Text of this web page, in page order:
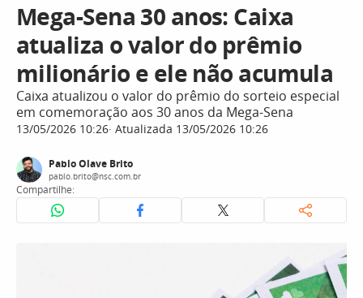
Mega-Sena 30 anos: Caixa
atualiza o valor do prêmio
milionário e ele não acumula
Caixa atualizou o valor do prêmio do sorteio especial
em comemoração aos 30 anos da Mega-Sena
13/05/2026 10:26 Atualizada 13/05/2026 10:26
Pablo Olave Brito
pablo.brito@nsc.com.br
Compartilhe: